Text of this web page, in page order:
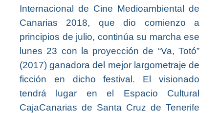
Internacional de Cine Medioambiental de
Canarias 2018, que dio comienzo a
principios de julio, continúa su marcha ese
lunes 23 con la proyección de “Va, Totó”
(2017) ganadora del mejor largometraje de
ficción en dicho festival. El visionado
tendrá lugar en el Espacio Cultural
CajaCanarias de Santa Cruz de Tenerife